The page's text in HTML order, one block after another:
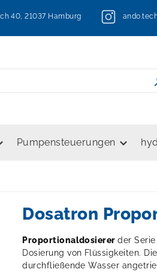
40, 21037 Hamburg
Pumpensteuerungen
Dosatron
Proportionaldosiererder Serie
Dosierung von Flüssigkeiten.
durchfließende Wasser